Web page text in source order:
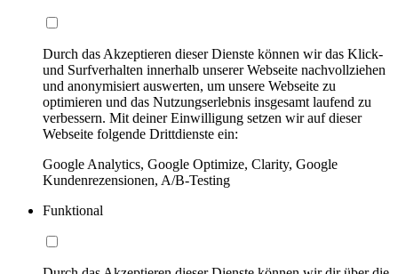
Durch das Akzeptieren dieser Dienste können wir das Klick-
und Surfverhalten innerhalb unserer Webseite nachvollziehen
und anonymisiert auswerten, um unsere Webseite zu
optimieren und das Nutzungserlebnis insgesamt laufend zu
verbessern. Mit deiner Einwilligung setzen wir auf dieser
Webseite folgende Drittdienste ein:
Google Analytics, Google Optimize, Clarity, Google
Kundenrezensionen, A/B-Testing
Funktional